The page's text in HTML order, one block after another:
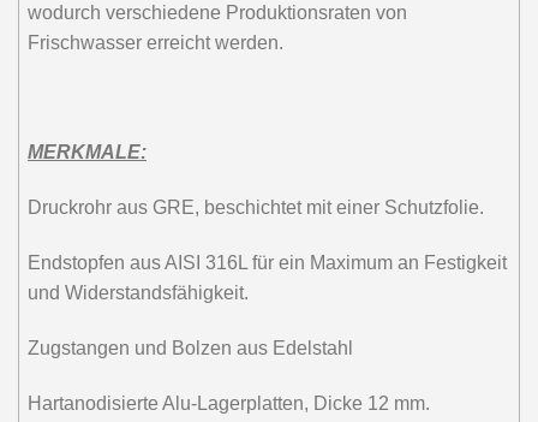
wodurch verschiedene Produktionsraten von
Frischwasser erreicht werden.
MERKMALE:
Druckrohr aus GRE, beschichtet mit einer Schutzfolie.
Endstopfen aus AISI 316L für ein Maximum an Festigkeit
und Widerstandsfähigkeit.
Zugstangen und Bolzen aus Edelstahl
Hartanodisierte Alu-Lagerplatten, Dicke 12 mm.